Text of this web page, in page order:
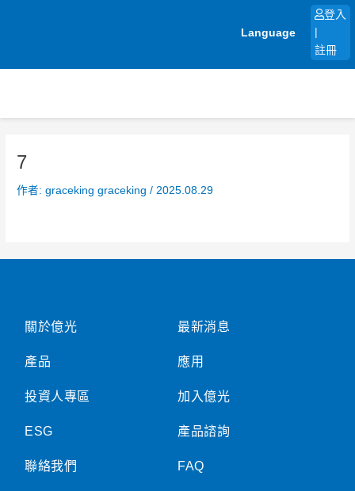
Language
登入
註冊
7
作者:graceking graceking/ 2025.08.29
關於億光
產品
投資人專區
ESG
聯絡我們
最新消息
應用
加入億光
產品諮詢
FAQ